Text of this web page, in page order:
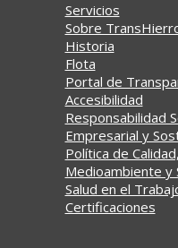
Servicios
Sobre
Historia
Flota
Portal de
Accesibilidad
Responsabilidad
Empresarial y
Política de Calidad,
Medioambiente y
Salud en el
Certificaciones